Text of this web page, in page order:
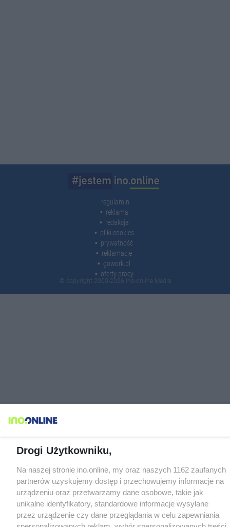
regulamin
reklama
redakcja
pliki cookies
prywatność
reklamacje
gowork.pl
oferty pracy
© copyright 2000-2026 Ino-online Media
Drogi Użytkowniku,
Na naszej stronie ino.online, my oraz naszych 1162 zaufanych
partnerów uzyskujemy dostęp i przechowujemy informacje na
urządzeniu oraz przetwarzamy dane osobowe, takie jak
unikalne identyfikatory, standardowe informacje wysyłane
przez urządzenie czy dane przeglądania w celu zapewniania